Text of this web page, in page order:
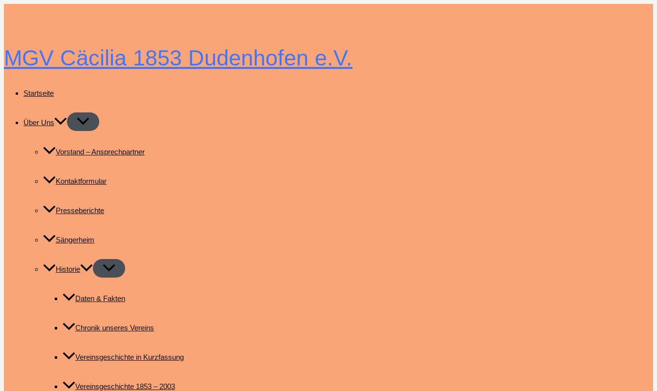
MGV Cäcilia 1853 Dudenhofen e.V.
Startseite
Über Uns
Vorstand – Ansprechpartner
Kontaktformular
Presseberichte
Sängerheim
Historie
Daten & Fakten
Chronik unseres Vereins
Vereinsgeschichte in Kurzfassung
Vereinsgeschichte 1853 – 2003